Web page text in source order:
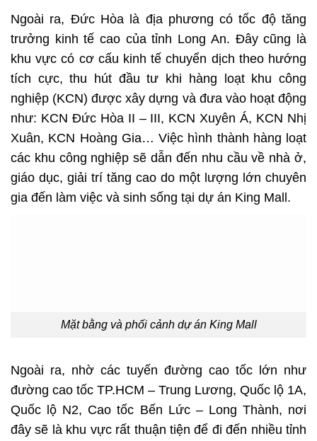
Ngoài ra, Đức Hòa là địa phương có tốc độ tăng
trưởng kinh tế cao của tỉnh Long An. Đây cũng là
khu vực có cơ cấu kinh tế chuyển dịch theo hướng
tích cực, thu hút đầu tư khi hàng loạt khu công
nghiệp (KCN) được xây dựng và đưa vào hoạt động
như: KCN Đức Hòa II – III, KCN Xuyên Á, KCN Nhị
Xuân, KCN Hoàng Gia… Việc hình thành hàng loạt
các khu công nghiệp sẽ dẫn đến nhu cầu về nhà ở,
giáo dục, giải trí tăng cao do một lượng lớn chuyên
gia đến làm việc và sinh sống tại dự án King Mall.
Mặt bằng và phối cảnh dự án King Mall
Ngoài ra, nhờ các tuyến đường cao tốc lớn như
đường cao tốc TP.HCM – Trung Lương, Quốc lộ 1A,
Quốc lộ N2, Cao tốc Bến Lức – Long Thành, nơi
đây sẽ là khu vực rất thuận tiện để đi đến nhiều tỉnh